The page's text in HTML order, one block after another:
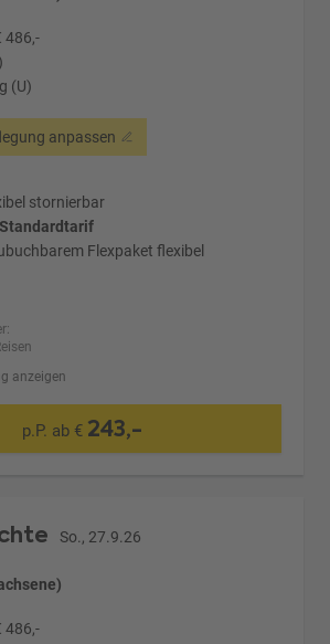
486,-
(U)
anpassen
stornierbar
Flexpaket flexibel
anzeigen
p.P. ab € 243,-
So., 27.9.26
486,-